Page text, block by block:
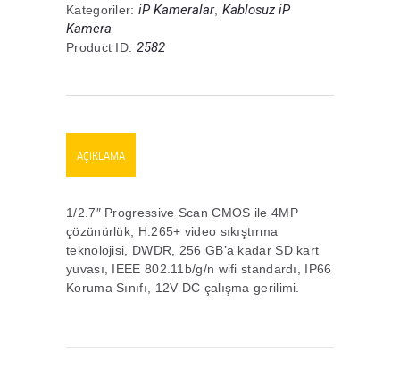
Kategoriler: iP Kameralar, Kablosuz iP
Kamera
Product ID: 2582
AÇIKLAMA
1/2.7″ Progressive Scan CMOS ile 4MP
çözünürlük, H.265+ video sıkıştırma
teknolojisi, DWDR, 256 GB’a kadar SD kart
yuvası, IEEE 802.11b/g/n wifi standardı, IP66
Koruma Sınıfı, 12V DC çalışma gerilimi.